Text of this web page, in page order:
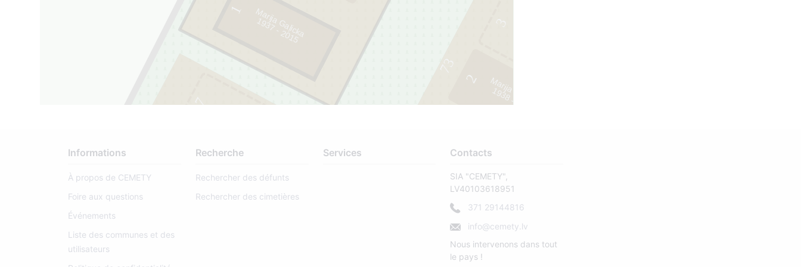
73
117
2
3
7
1
Marija Černeļa
1938-202
1
Marija Gaļicka
1937-201
5
Informations
À propos de CEMETY
Foire aux questions
Événements
Liste des communes et des
utilisateurs
Recherche
Rechercher des défunts
Rechercher des cimetières
Services Contacts
SIA "CEMETY",
LV40103618951
371 29144816
info@cemety.lv
Nous intervenons dans tout
le pays !